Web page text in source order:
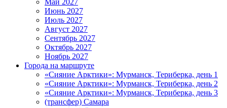
Май 2027
Июнь 2027
Июль 2027
Август 2027
Сентябрь 2027
Октябрь 2027
Ноябрь 2027
Города на маршруте
«Сияние Арктики»: Мурманск, Териберка, день 1
«Сияние Арктики»: Мурманск, Териберка, день 2
«Сияние Арктики»: Мурманск, Териберка, день 3
(трансфер) Самара